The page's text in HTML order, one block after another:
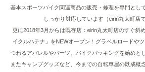
基本スポーツバイク関連商品の販売・修理を専門とし
しっかり対応しています（eirin丸太町店
更に2018年3月からは既存店：eirin丸太町店のすぐ斜
イクルハテナ」をNEWオープン！グラベルロードや
つわるアパレルやパーツ、バイクパッキングを始めと
またキャンプグッズなど、今までの自転車屋の既成概